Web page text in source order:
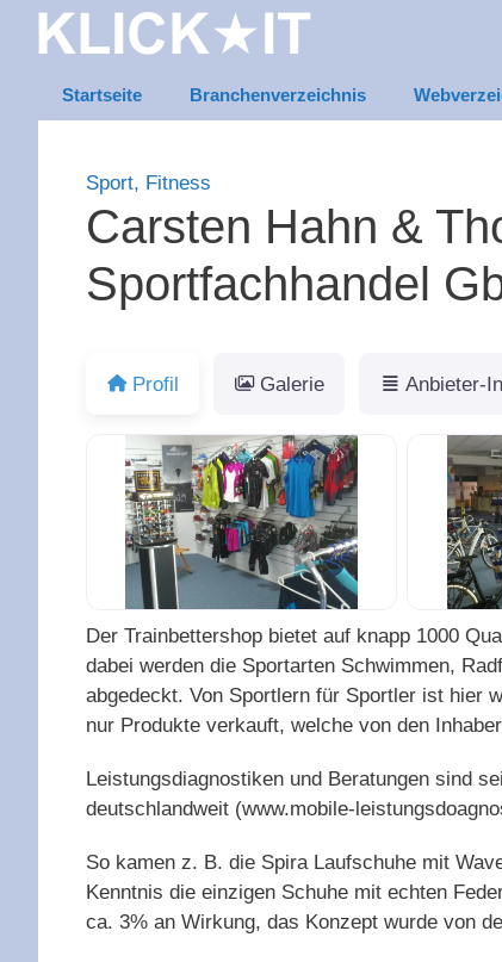
Inhalt
Startseite Branchenverzeichnis
Sport, Fitness
Carsten Hahn &
Sportfachhandel
Profil Galerie Anbieter-
Der Trainbettershop bietet auf knapp 1000
dabei werden die Sportarten Schwimmen,
abgedeckt. Von Sportlern für Sportler ist hier
nur Produkte verkauft, welche von den
Leistungsdiagnostiken und Beratungen sind
deutschlandweit (www.mobile-
So kamen z. B. die Spira Laufschuhe mit
Kenntnis die einzigen Schuhe mit echten
ca. 3% an Wirkung, das Konzept wurde von